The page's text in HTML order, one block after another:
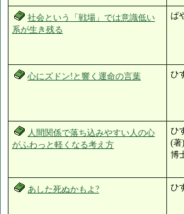
社会という「戦場」では意識低い
系が生き残る
ぱ
心にズドン!と響く運命の言葉 ひ
人間関係で落ち込みやすい人の心
がふわっと軽くなる考え方
ひ
(著
博
あした死ぬかもよ? ひ